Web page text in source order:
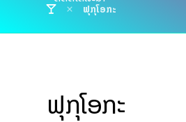
ຟຸກຸໂອກະ
ຟຸກຸໂອກະ